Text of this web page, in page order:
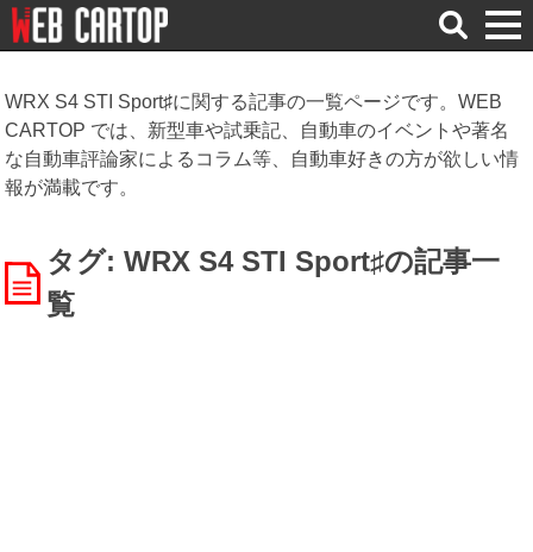
検
索
WRX S4 STI Sport♯に関する記事の一覧ページです。WEB
CARTOP では、新型車や試乗記、自動車のイベントや著名
な自動車評論家によるコラム等、自動車好きの方が欲しい情
報が満載です。
タグ: WRX S4 STI Sport♯の記事一
覧